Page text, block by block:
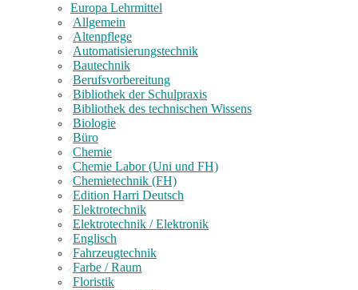
Europa Lehrmittel
⁄Allgemein
⁄Altenpflege
⁄Automatisierungstechnik
⁄Bautechnik
⁄Berufsvorbereitung
⁄Bibliothek der Schulpraxis
⁄Bibliothek des technischen Wissens
⁄Biologie
⁄Büro
⁄Chemie
⁄Chemie Labor (Uni und FH)
⁄Chemietechnik (FH)
⁄Edition Harri Deutsch
⁄Elektrotechnik
⁄Elektrotechnik / Elektronik
⁄Englisch
⁄Fahrzeugtechnik
⁄Farbe / Raum
⁄Floristik